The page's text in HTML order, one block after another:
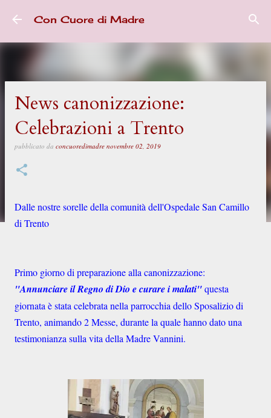
Passa ai contenuti principali
Con Cuore di Madre
News canonizzazione:
Celebrazioni a Trento
pubblicato da concuoredimadre novembre 02, 2019
Dalle nostre sorelle della comunità dell'Ospedale San Camillo
di Trento
Primo giorno di preparazione alla canonizzazione:
"Annunciare il Regno di Dio e curare i malati"questa
giornata è stata celebrata nella parrocchia dello Sposalizio di
Trento, animando 2 Messe, durante la quale hanno dato una
testimonianza sulla vita della Madre Vannini.